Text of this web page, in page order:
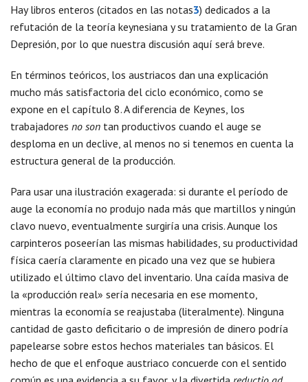
Hay libros enteros (citados en las notas3) dedicados a la
refutación de la teoría keynesiana y su tratamiento de la Gran
Depresión, por lo que nuestra discusión aquí será breve.
En términos teóricos, los austriacos dan una explicación
mucho más satisfactoria del ciclo económico, como se
expone en el capítulo 8. A diferencia de Keynes, los
trabajadores no son tan productivos cuando el auge se
desploma en un declive, al menos no si tenemos en cuenta la
estructura general de la producción.
Para usar una ilustración exagerada: si durante el período de
auge la economía no produjo nada más que martillos y ningún
clavo nuevo, eventualmente surgiría una crisis. Aunque los
carpinteros poseerían las mismas habilidades, su productividad
física caería claramente en picado una vez que se hubiera
utilizado el último clavo del inventario. Una caída masiva de
la «producción real» sería necesaria en ese momento,
mientras la economía se reajustaba (literalmente). Ninguna
cantidad de gasto deficitario o de impresión de dinero podría
papelearse sobre estos hechos materiales tan básicos. El
hecho de que el enfoque austriaco concuerde con el sentido